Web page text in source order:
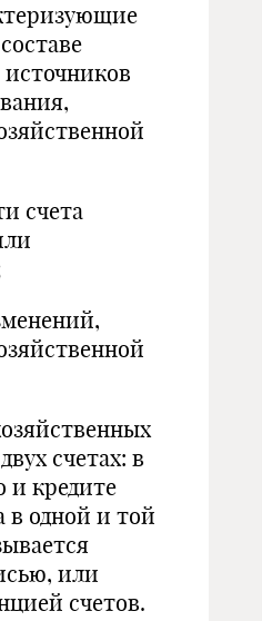
счета
счетах: в
и кредите
в одной и той
или
счетов.